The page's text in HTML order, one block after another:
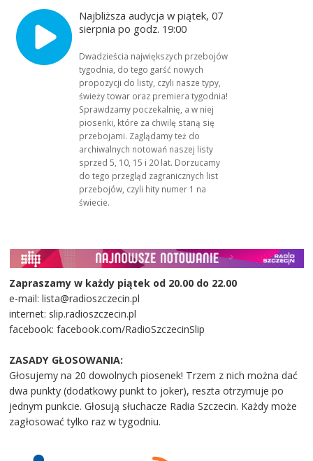
Najbliższa audycja w piątek, 07
sierpnia po godz. 19:00
Dwadzieścia największych przebojów
tygodnia, do tego garść nowych
propozycji do listy, czyli nasze typy,
świeży towar oraz premiera tygodnia!
Sprawdzamy poczekalnię, a w niej
piosenki, które za chwilę staną się
przebojami. Zaglądamy też do
archiwalnych notowań naszej listy
sprzed 5, 10, 15 i 20 lat. Dorzucamy
do tego przegląd zagranicznych list
przebojów, czyli hity numer 1 na
świecie.
Zapraszamy w każdy piątek od 20.00 do 22.00
e-mail: lista@radioszczecin.pl
internet: slip.radioszczecin.pl
facebook: facebook.com/RadioSzczecinSlip
ZASADY GŁOSOWANIA:
Głosujemy na 20 dowolnych piosenek! Trzem z nich można dać
dwa punkty (dodatkowy punkt to joker), reszta otrzymuje po
jednym punkcie. Głosują słuchacze Radia Szczecin. Każdy może
zagłosować tylko raz w tygodniu.